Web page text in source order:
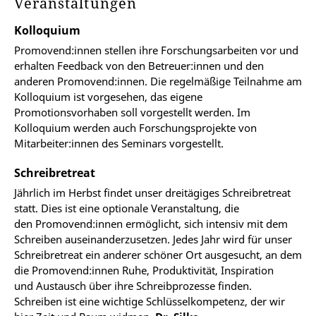
Fragen unterstützt.
Kolloquium
Promovend:innen stellen ihre Forschungsarbeiten vor und
erhalten Feedback von den Betreuer:innen und den
anderen Promovend:innen. Die regelmäßige Teilnahme am
Kolloquium ist vorgesehen, das eigene
Promotionsvorhaben soll vorgestellt werden. Im
Kolloquium werden auch Forschungsprojekte von
Mitarbeiter:innen des Seminars vorgestellt.
Schreibretreat
Jährlich im Herbst findet unser dreitägiges Schreibretreat
statt. Dies ist eine optionale Veranstaltung, die
den Promovend:innen ermöglicht, sich intensiv mit dem
Schreiben auseinanderzusetzen. Jedes Jahr wird für unser
Schreibretreat ein anderer schöner Ort ausgesucht, an dem
die Promovend:innen Ruhe, Produktivität, Inspiration
und Austausch über ihre Schreibprozesse finden.
Schreiben ist eine wichtige Schlüsselkompetenz, der wir